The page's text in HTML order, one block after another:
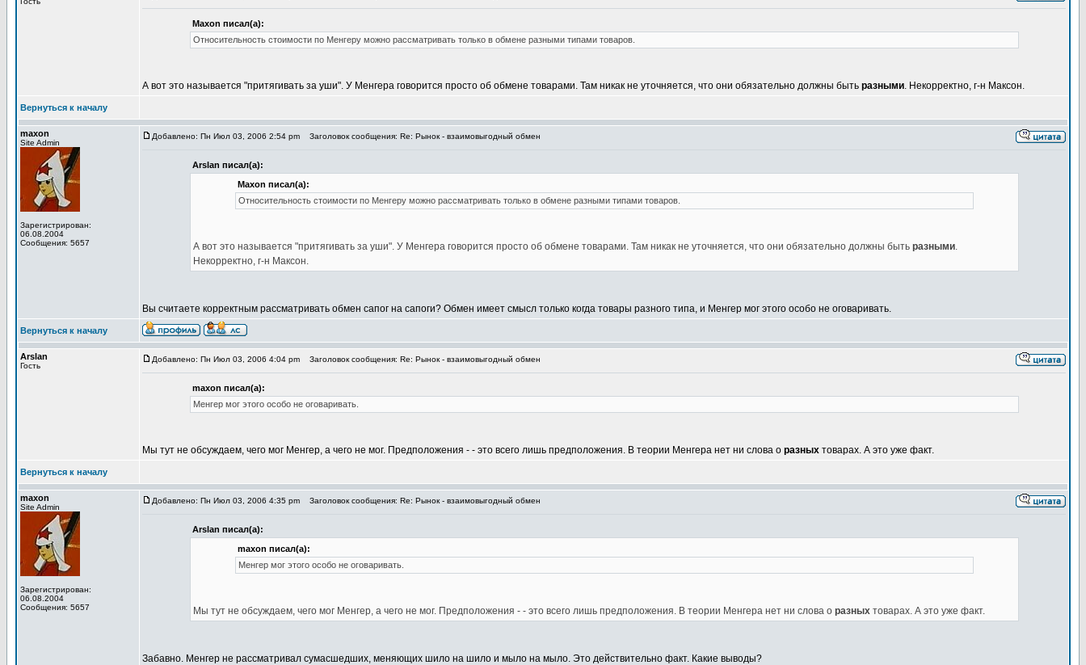
Maxon писал(а):
Относительность стоимости по Менгеру можно рассматривать только в обмене разными типами товаров.
А вот это называется "притягивать за уши". У Менгера говорится просто об обмене товарами. Там никак не уточняется, что они обязательно должны быть разными. Некорректно, г-н Максон.
Вернуться к началу
maxon
Site Admin
Зарегистрирован:
06.08.2004
Сообщения: 5657
Добавлено: Пн Июл 03, 2006 2:54 pm Заголовок сообщения: Re: Рынок - взаимовыгодный обмен
Arslan писал(а):
Maxon писал(а):
Относительность стоимости по Менгеру можно рассматривать только в обмене разными типами товаров.
А вот это называется "притягивать за уши". У Менгера говорится просто об обмене товарами. Там никак не уточняется, что они обязательно должны быть разными.
Некорректно, г-н Максон.
Вы считаете корректным рассматривать обмен сапог на сапоги? Обмен имеет смысл только когда товары разного типа, и Менгер мог этого особо не оговаривать.
Вернуться к началу
Arslan
Гость
Добавлено: Пн Июл 03, 2006 4:04 pm Заголовок сообщения: Re: Рынок - взаимовыгодный обмен
maxon писал(а):
Менгер мог этого особо не оговаривать.
Мы тут не обсуждаем, чего мог Менгер, а чего не мог. Предположения - - это всего лишь предположения. В теории Менгера нет ни слова о разных товарах. А это уже факт.
Вернуться к началу
maxon
Site Admin
Зарегистрирован:
06.08.2004
Сообщения: 5657
Добавлено: Пн Июл 03, 2006 4:35 pm Заголовок сообщения: Re: Рынок - взаимовыгодный обмен
Arslan писал(а):
maxon писал(а):
Менгер мог этого особо не оговаривать.
Мы тут не обсуждаем, чего мог Менгер, а чего не мог. Предположения - - это всего лишь предположения. В теории Менгера нет ни слова о разныхтоварах. А это уже факт.
Забавно. Менгер не рассматривал сумасшедших, меняющих шило на шило и мыло на мыло. Это действительно факт. Какие выводы?